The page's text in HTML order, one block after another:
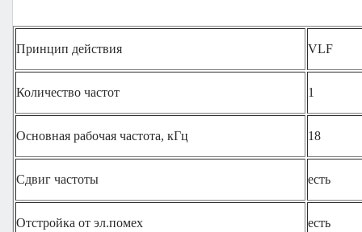
Принцип действия VLF
Количество частот 1
Основная рабочая частота, кГц 18
Сдвиг частоты есть
Отстройка от эл.помех есть